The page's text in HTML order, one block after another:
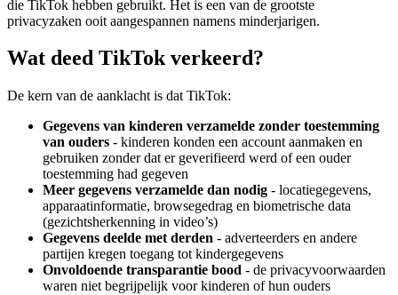
die TikTok hebben gebruikt. Het is een van de grootste
privacyzaken ooit aangespannen namens minderjarigen.
Wat deed TikTok verkeerd?
De kern van de aanklacht is dat TikTok:
Gegevens van kinderen verzamelde zonder toestemming
van ouders - kinderen konden een account aanmaken en
gebruiken zonder dat er geverifieerd werd of een ouder
toestemming had gegeven
Meer gegevens verzamelde dan nodig - locatiegegevens,
apparaatinformatie, browsegedrag en biometrische data
(gezichtsherkenning in video’s)
Gegevens deelde met derden - adverteerders en andere
partijen kregen toegang tot kindergegevens
Onvoldoende transparantie bood - de privacyvoorwaarden
waren niet begrijpelijk voor kinderen of hun ouders